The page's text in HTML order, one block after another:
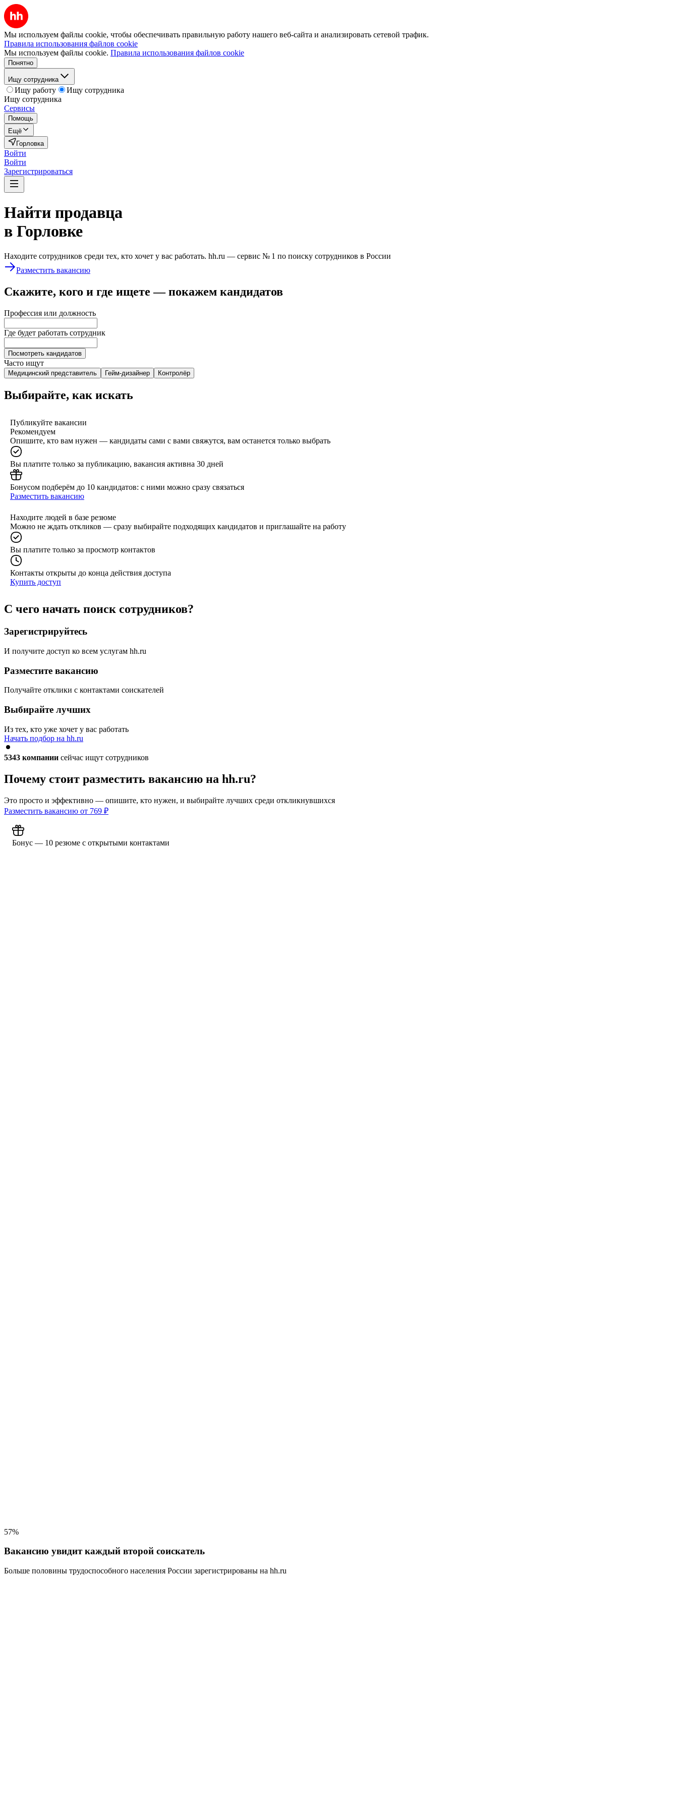
Мы используем файлы cookie, чтобы обеспечивать правильную работу нашего веб-сайта и анализировать сетевой трафик.
Правила использования файлов cookie
Мы используем файлы cookie. Правила использования файлов cookie
Понятно
Ищу сотрудника
Ищу работу
Ищу сотрудника
Ищу сотрудника
Сервисы
Помощь
Ещё
Горловка
Войти
Войти
Зарегистрироваться
Найти продавца
в Горловке
Находите сотрудников среди тех, кто хочет у вас работать. hh.ru — сервис № 1 по поиску сотрудников в России
Разместить вакансию
Скажите, кого и где ищете — покажем кандидатов
Профессия или должность
Где будет работать сотрудник
Посмотреть кандидатов
Часто ищут
Медицинский представитель Гейм-дизайнер Контролёр
Выбирайте, как искать
Публикуйте вакансии
Рекомендуем
Опишите, кто вам нужен — кандидаты сами с вами свяжутся, вам останется только выбрать
Вы платите только за публикацию, вакансия активна 30 дней
Бонусом подберём до 10 кандидатов: с ними можно сразу связаться
Разместить вакансию
Находите людей в базе резюме
Можно не ждать откликов — сразу выбирайте подходящих кандидатов и приглашайте на работу
Вы платите только за просмотр контактов
Контакты открыты до конца действия доступа
Купить доступ
С чего начать поиск сотрудников?
Зарегистрируйтесь
И получите доступ ко всем услугам hh.ru
Разместите вакансию
Получайте отклики с контактами соискателей
Выбирайте лучших
Из тех, кто уже хочет у вас работать
Начать подбор на hh.ru
5343 компании сейчас ищут сотрудников
Почему стоит разместить вакансию на hh.ru?
Это просто и эффективно — опишите, кто нужен, и выбирайте лучших среди откликнувшихся
Разместить вакансию от 769 ₽
Бонус — 10 резюме с открытыми контактами
57%
Вакансию увидит каждый второй соискатель
Больше половины трудоспособного населения России зарегистрированы на hh.ru